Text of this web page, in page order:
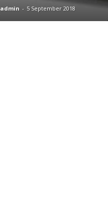
admin - 5 September 2018